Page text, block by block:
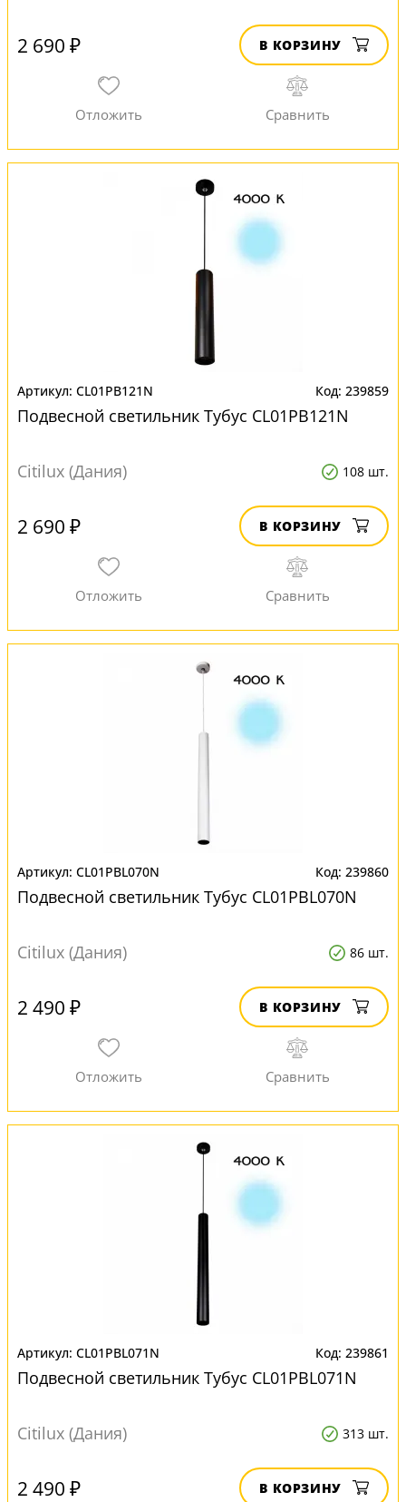
2 690 ₽ В КОРЗИНУ
CL01PB121N 239859
Подвесной светильник Тубус CL01PB121N
Citilux (Дания) 108 шт.
2 690 ₽ В КОРЗИНУ
CL01PBL070N 239860
Подвесной светильник Тубус CL01PBL070N
Citilux (Дания) 86 шт.
2 490 ₽ В КОРЗИНУ
CL01PBL071N 239861
Подвесной светильник Тубус CL01PBL071N
Citilux (Дания) 313 шт.
2 490 ₽ В КОРЗИНУ